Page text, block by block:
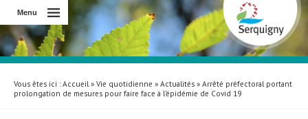
Menu
Vous êtes ici :Accueil» Vie quotidienne » Actualités » Arrêté préfectoral portant
prolongation de mesures pour faire face à l’épidémie de Covid 19